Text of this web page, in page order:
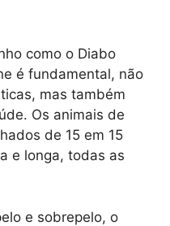
como o Diabo
é fundamental, não
mas também
Os animais de
de 15 em 15
e longa, todas as
e sobrepelo, o